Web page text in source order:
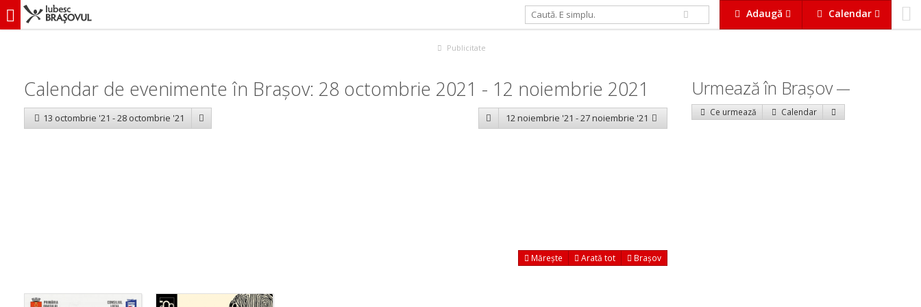
Adaugă Calendar
iubescbraşovul.ro
Publicitate
Calendar de evenimente în Brașov: 28 octombrie 2021 - 12 noiembrie 2021
13 octombrie '21 - 28 octombrie '21 12 noiembrie '21 - 27 noiembrie '21
Mărește Arată tot Brașov
Urmează în Braşov
Ce urmează Calendar